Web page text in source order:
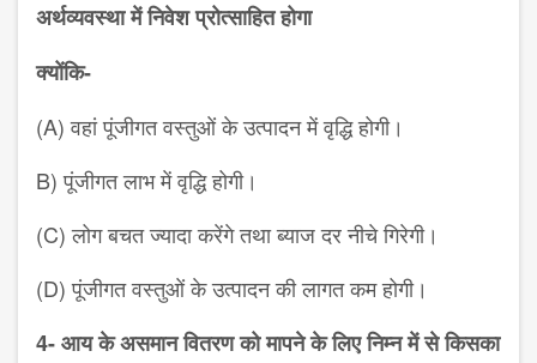
अर्थव्यवस्था में निवेश प्रोत्साहित होगा
क्योंकि-
(A) वहां पूंजीगत वस्तुओं के उत्पादन में वृद्धिहोगी।
B) पूंजीगत लाभ में वृद्धि होगी।
(C) लोग बचत ज्यादा करेंगे तथा ब्याज दरनीचे गिरेगी।
(D) पूंजीगत वस्तुओं के उत्पादन की लागतकम होगी।
4-आय के असमान वितरण को मापने के लिएनिम्न में से किसका